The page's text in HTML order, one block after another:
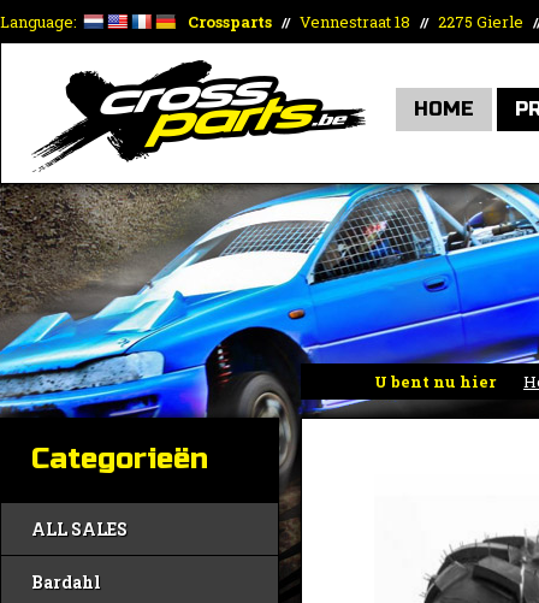
Language: Crossparts // Vennestraat 18 // 2275 Gierle
HOME
U bent nu hier
Categorieën
ALL SALES
Bardahl